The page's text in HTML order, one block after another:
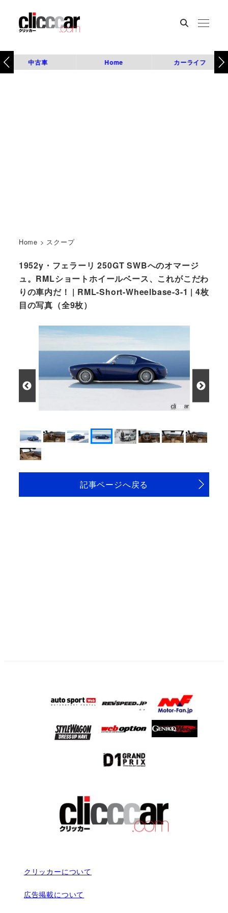
中古車 Home カーライフ
Home > スクープ
1952y・フェラーリ 250GT SWBへのオマージ
ュ。RMLショートホイールベース、これがこだわ
りの車内だ！ | RML-Short-Wheelbase-3-1 | 4枚
目の写真（全9枚）
記事ページへ戻る
クリッカーについて
広告掲載について